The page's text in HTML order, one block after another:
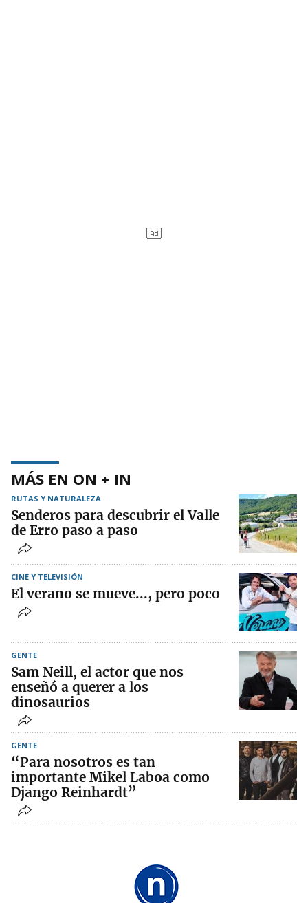
MÁS EN ON + IN
RUTAS Y NATURALEZA
Senderos para descubrir el Valle
de Erro paso a paso
CINE Y TELEVISIÓN
El verano se mueve..., pero poco
GENTE
Sam Neill, el actor que nos
enseñó a querer a los
dinosaurios
GENTE
“Para nosotros es tan
importante Mikel Laboa como
Django Reinhardt”